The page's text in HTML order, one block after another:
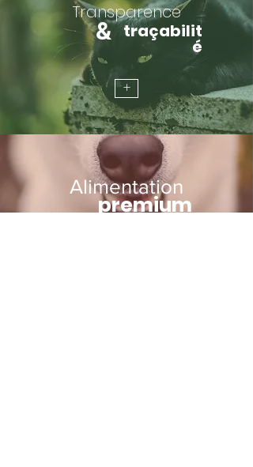
traçabilit
é
Transparence
&
+
Alimentation
premium